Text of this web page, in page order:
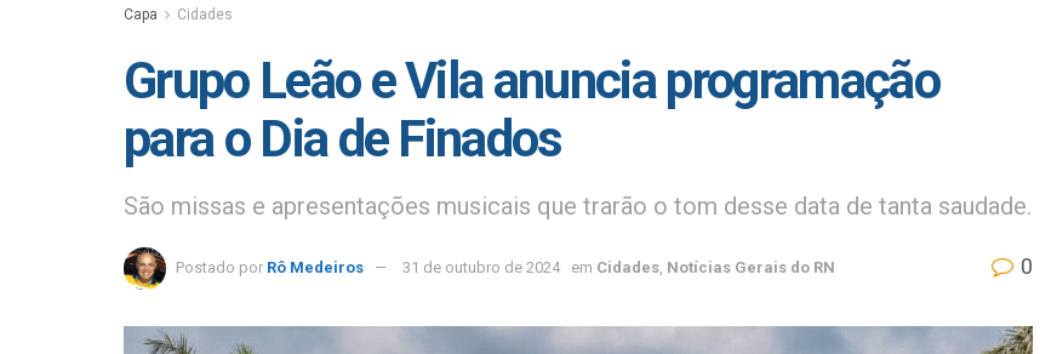
Capa Cidades
Grupo Leão e Vila anuncia programação
para o Dia de Finados
São missas e apresentações musicais que trarão o tom desse data de tanta saudade.
Postado por Rô Medeiros 31 de outubro de 2024 em Cidades Notícias Gerais do RN 0